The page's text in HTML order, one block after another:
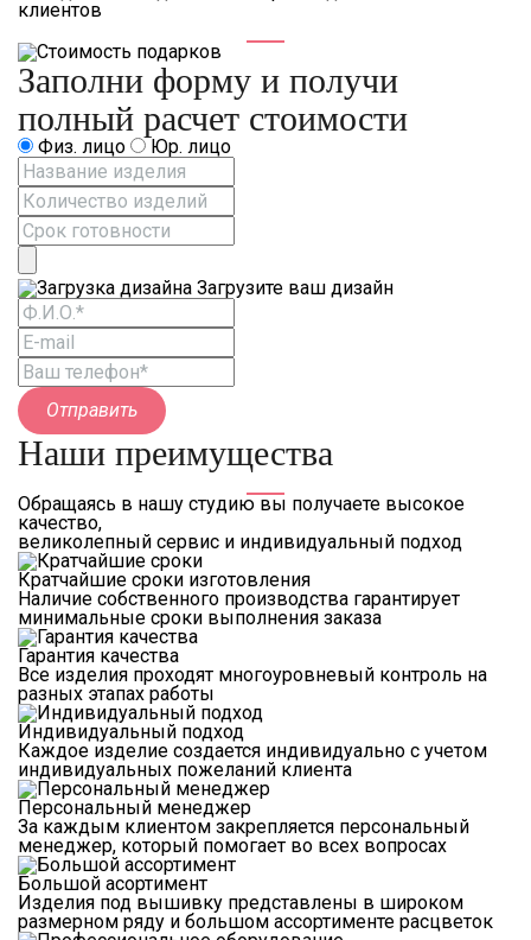
клиентов
Заполни форму и получи
полный расчет стоимости
Физ. лицо Юр. лицо
Загрузите ваш дизайн
Отправить
Наши преимущества
Обращаясь в нашу студию вы получаете высокое
качество,
великолепный сервис и индивидуальный подход
Кратчайшие сроки изготовления
Наличие собственного производства гарантирует
минимальные сроки выполнения заказа
Гарантия качества
Все изделия проходят многоуровневый контроль на
разных этапах работы
Индивидуальный подход
Каждое изделие создается индивидуально с учетом
индивидуальных пожеланий клиента
Персональный менеджер
За каждым клиентом закрепляется персональный
менеджер, который помогает во всех вопросах
Большой асортимент
Изделия под вышивку представлены в широком
размерном ряду и большом ассортименте расцветок